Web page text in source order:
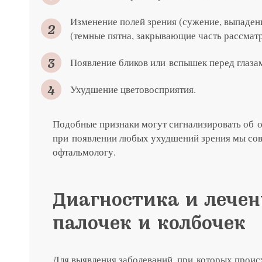
Изменение полей зрения (сужение,
(темные пятна, закрывающие часть
Появление бликов или вспышек перед
Ухудшение цветовосприятия.
Подобные признаки могут сигнализировать об
при появлении любых ухудшений зрения мы
офтальмологу.
Диагностика и
палочек и колбочек
Яндекс
политикой конфиденциальности
Консультация и прием у
+7 991 098-
Нажимая на кнопку «Отправить»,
политикой конфиденциальности
Нажимая на кнопку «Отправить»,
политикой конфиденциальности
Нажимая на кнопку «Отправить»,
политикой конфиденциальности
Нажимая на кнопку «Отправить»,
политикой конфиденциальности